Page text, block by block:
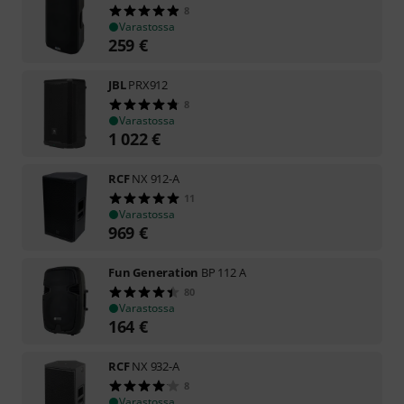
8
Varastossa
259 €
JBLPRX912
8
Varastossa
1 022€
RCFNX 912-A
11
Varastossa
969 €
Fun Generation BP 112 A
80
Varastossa
164 €
RCFNX 932-A
8